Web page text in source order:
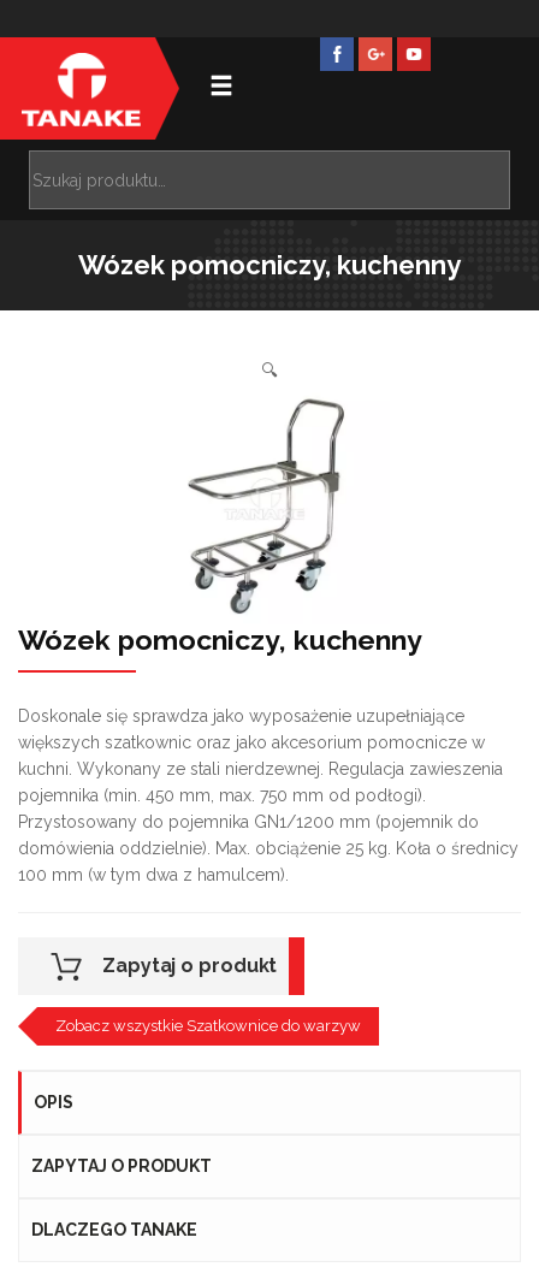
Wózek pomocniczy, kuchenny
🔍
Wózek pomocniczy, kuchenny
Doskonale się sprawdza jako wyposażenie uzupełniające
większych szatkownic oraz jako akcesorium pomocnicze w
kuchni. Wykonany ze stali nierdzewnej. Regulacja zawieszenia
pojemnika (min. 450 mm, max. 750 mm od podłogi).
Przystosowany do pojemnika GN1/1200 mm (pojemnik do
domówienia oddzielnie). Max. obciążenie 25 kg. Koła o średnicy
100 mm (w tym dwa z hamulcem).
Zapytaj o produkt
Zobacz wszystkie Szatkownice do warzyw
OPIS
ZAPYTAJ O PRODUKT
DLACZEGO TANAKE